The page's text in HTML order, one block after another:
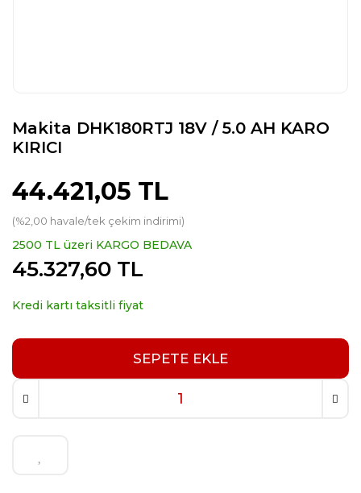
Makita DHK180RTJ 18V / 5.0 AH KARO
KIRICI
44.421,05 TL
(%2,00 havale/tek çekim indirimi)
2500 TL üzeri KARGO BEDAVA
45.327,60 TL
Kredi kartı taksitli fiyat
SEPETE EKLE